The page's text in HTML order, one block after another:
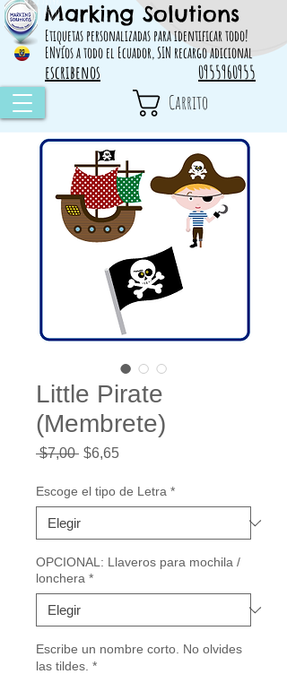
Marking Solutions
Etiquetas personalizadas para identificar todo!
ENvíos a todo el Ecuador, SIN recargo adicional
314828 498717
escribenos 0955960955
Carrito
Little Pirate
(Membrete)
$7,00 Precio
$6,65Precio
oferta
Escoge el tipo de Letra *
OPCIONAL: Llaveros para mochila /
lonchera *
Escribe un nombre corto. No olvides
las tildes. *